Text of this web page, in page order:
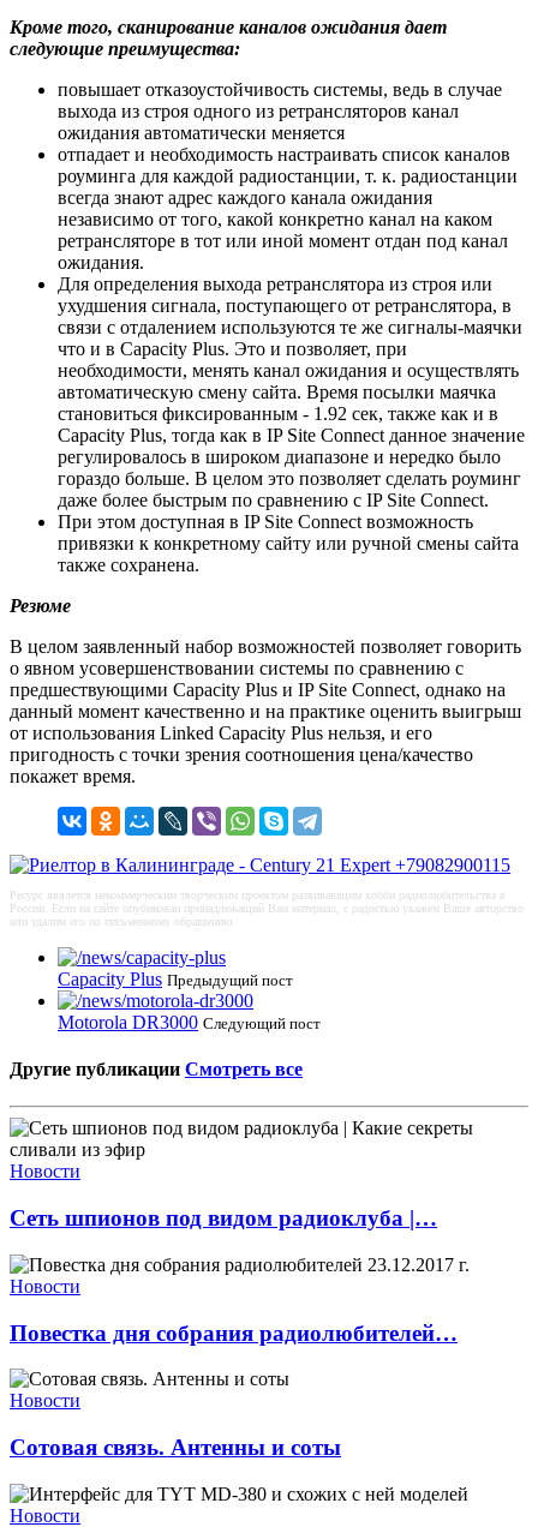
Кроме того, сканирование каналов ожидания дает
следующие преимущества:
повышает отказоустойчивость системы, ведь в случае
выхода из строя одного из ретрансляторов канал
ожидания автоматически меняется
отпадает и необходимость настраивать список каналов
роуминга для каждой радиостанции, т. к. радиостанции
всегда знают адрес каждого канала ожидания
независимо от того, какой конкретно канал на каком
ретрансляторе в тот или иной момент отдан под канал
ожидания.
Для определения выхода ретранслятора из строя или
ухудшения сигнала, поступающего от ретранслятора, в
связи с отдалением используются те же сигналы-маячки
что и в Capacity Plus. Это и позволяет, при
необходимости, менять канал ожидания и осуществлять
автоматическую смену сайта. Время посылки маячка
становиться фиксированным - 1.92 сек, также как и в
Capacity Plus, тогда как в IP Site Connect данное значение
регулировалось в широком диапазоне и нередко было
гораздо больше. В целом это позволяет сделать роуминг
даже более быстрым по сравнению с IP Site Connect.
При этом доступная в IP Site Connect возможность
привязки к конкретному сайту или ручной смены сайта
также сохранена.
Резюме
В целом заявленный набор возможностей позволяет говорить
о явном усовершенствовании системы по сравнению с
предшествующими Capacity Plus и IP Site Connect, однако на
данный момент качественно и на практике оценить выигрыш
от использования Linked Capacity Plus нельзя, и его
пригодность с точки зрения соотношения цена/качество
покажет время.
Ресурс явялется некоммерческим творческим проектом развивающим хобби радиолюбительства в
России. Если на сайте опубикован принадлежащий Вам материал, с радостью укажем Ваше авторство
или удалим его по письменному обращению.
Capacity Plus Предыдущий пост
Motorola DR3000 Следующий пост
Другие публикации Смотреть все
Новости
Сеть шпионов под видом радиоклуба |…
Новости
Повестка дня собрания радиолюбителей…
Новости
Сотовая связь. Антенны и соты
Новости